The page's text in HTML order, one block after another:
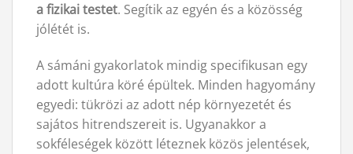
a fizikai testet. Segítik az egyén és a közösség
jólétét is.
A sámáni gyakorlatok mindig specifikusan egy
adott kultúra köré épültek. Minden hagyomány
egyedi: tükrözi az adott nép környezetét és
sajátos hitrendszereit is. Ugyanakkor a
sokféleségek között léteznek közös jelentések,